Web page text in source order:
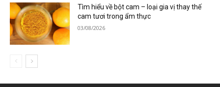
Tìm hiểu về bột cam – loại gia vị thay thế
cam tươi trong ẩm thực
03/08/2026